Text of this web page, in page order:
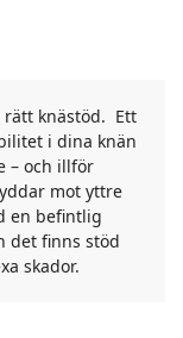
rätt knästöd. Ett
i dina knän
– och illför
mot yttre
en befintlig
det finns stöd
skador.